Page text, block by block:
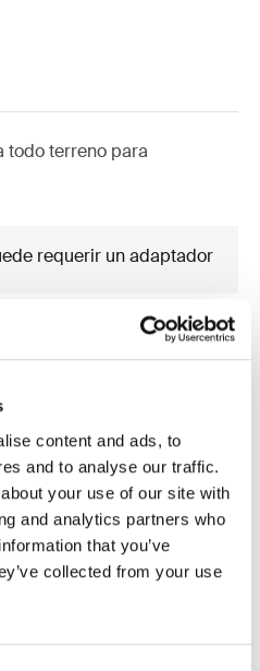
content and ads, to
and to analyse our traffic.
your use of our site with
and analytics partners who
that you’ve
collected from your use
todo terreno para
requerir un adaptador
Sport